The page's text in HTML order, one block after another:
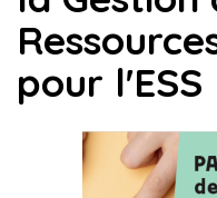
pour l'ESS